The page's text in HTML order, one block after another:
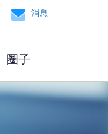
消息
圈子